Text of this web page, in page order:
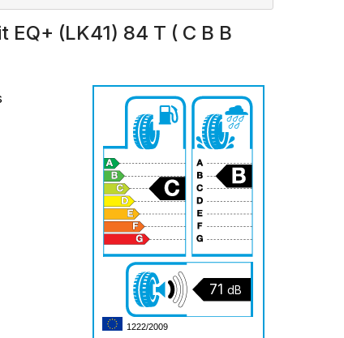
EQ+ (LK41) 84 T ( C B B
71 dB
1222/2009